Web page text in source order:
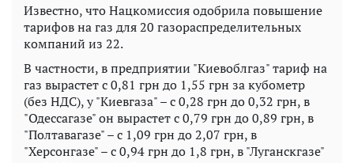
Известно, что Нацкомиссия одобрила повышение
тарифов на газ для 20 газораспределительных
компаний из 22.
В частности, в предприятии "Киевоблгаз" тариф на
газ вырастет с 0,81 грн до 1,55 грн за кубометр
(без НДС), у "Киевгаза" – с 0,28 грн до 0,32 грн, в
"Одессагазе" он вырастет с 0,79 грн до 0,89 грн, в
"Полтавагазе" – с 1,09 грн до 2,07 грн, в
"Херсонгазе" – с 0,94 грн до 1,8 грн, в "Луганскгазе"